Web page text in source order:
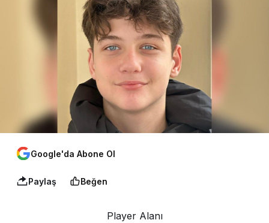
Google'da Abone Ol
Paylaş Beğen
Player Alanı